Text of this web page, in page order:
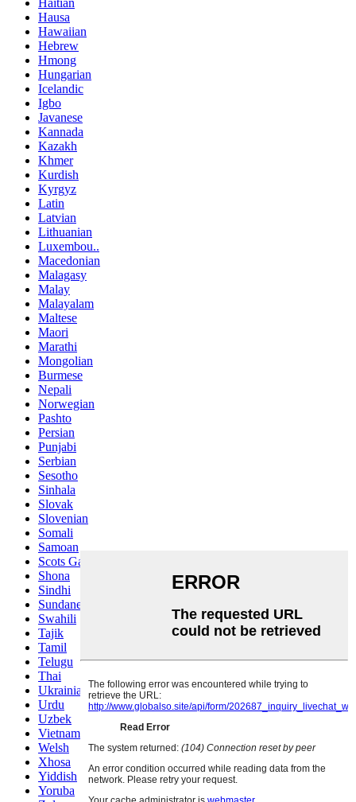
Haitian
Hausa
Hawaiian
Hebrew
Hmong
Hungarian
Icelandic
Igbo
Javanese
Kannada
Kazakh
Khmer
Kurdish
Kyrgyz
Latin
Latvian
Lithuanian
Luxembou..
Macedonian
Malagasy
Malay
Malayalam
Maltese
Maori
Marathi
Mongolian
Burmese
Nepali
Norwegian
Pashto
Persian
Punjabi
Serbian
Sesotho
Sinhala
Slovak
Slovenian
Somali
Samoan
Scots Gaelic
Shona
Sindhi
Sundanese
Swahili
Tajik
Tamil
Telugu
Thai
Ukrainian
Urdu
Uzbek
Vietnamese
Welsh
Xhosa
Yiddish
Yoruba